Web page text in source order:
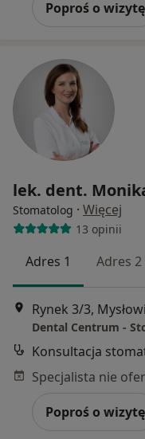
Poproś o wizytę
lek. dent.
Stomatolog · Więcej
13 opinii
Adres 1 Adres 2
Rynek 3/3,
Dental Centrum -
Konsultacja
Poproś o wizytę